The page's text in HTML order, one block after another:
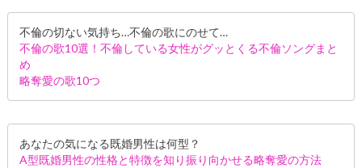
不倫の切ない気持ち…不倫の歌にのせて…
不倫の歌10選！不倫している女性がグッとくる不倫ソングまと
め
略奪愛の歌10つ
あなたの気になる既婚男性は何型？
A型既婚男性の性格と特徴を知り振り向かせる略奪愛の方法